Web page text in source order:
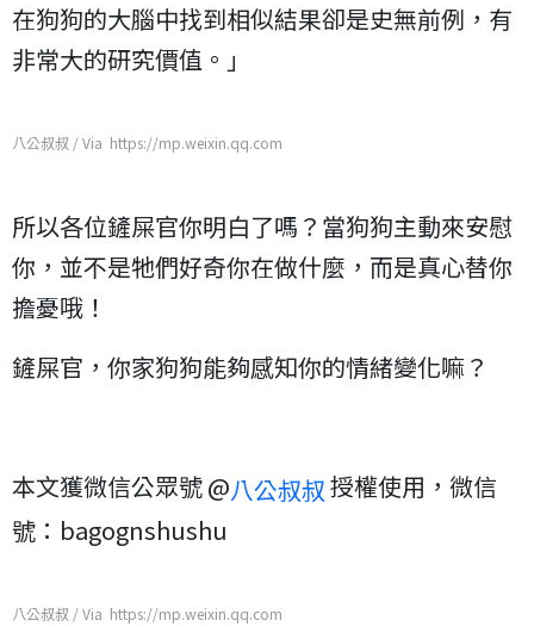
在狗狗的大腦中找到相似結果卻是史無前例，有
非常大的研究價值。」
八公叔叔 / Via https://mp.weixin.qq.com
所以各位鏟屎官你明白了嗎？當狗狗主動來安慰
你，並不是牠們好奇你在做什麼，而是真心替你
擔憂哦！
鏟屎官，你家狗狗能夠感知你的情緒變化嘛？
本文獲微信公眾號 @八公叔叔授權使用，微信
號：bagognshushu
八公叔叔 / Via https://mp.weixin.qq.com